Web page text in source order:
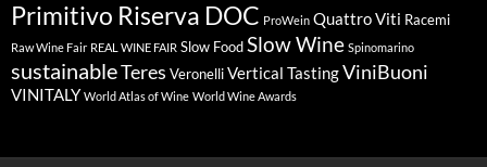
Primitivo Riserva DOC ProWein Quattro Viti Racemi
Raw Wine Fair REAL WINE FAIR Slow FoodSlow Wine Spinomarino
sustainableTeres VeronelliVertical TastingViniBuoni
VINITALY World Atlas of Wine World Wine Awards